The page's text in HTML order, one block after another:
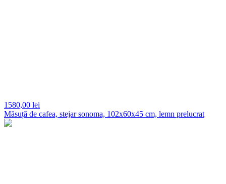
1580,00 lei
Măsuță de cafea, stejar sonoma, 102x60x45 cm, lemn prelucrat